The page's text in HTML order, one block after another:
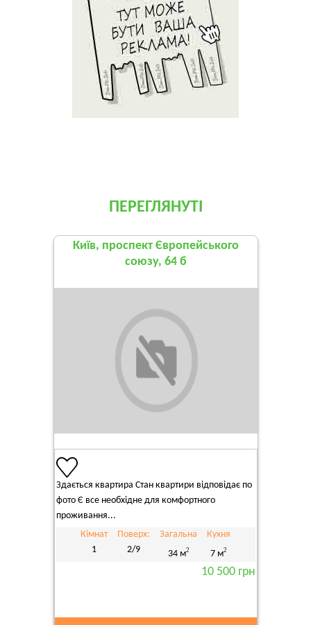
ПЕРЕГЛЯНУТІ
Київ, проспект Європейського
союзу, 64 б
Здається квартира Стан квартири відповідає по
фото Є все необхідне для комфортного
проживання...
Кімнат
1
Поверх:
2/9
Загальна
34 м2
Кухня
7 м2
10 500 грн